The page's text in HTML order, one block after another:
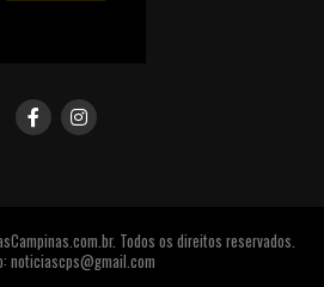
Todos os direitos reservados.
noticiascps@gmail.com